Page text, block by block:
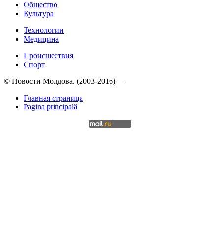
Общество
Культура
Технологии
Медицина
Происшествия
Спорт
© Новости Молдова. (2003-2016) —
Главная страница
Pagina principală